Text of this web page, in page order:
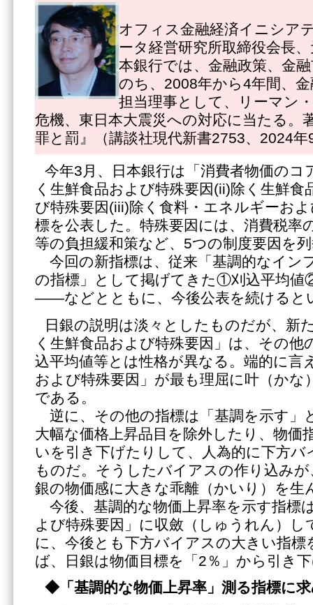
オフィス金融経済イニシア
ータ経営研究所取締役会長
本銀行では、金融政策、金
のち、2008年から4年間、
担当理事として、リーマン
危機、東日本大震災への対応に当たる。
罪と罰』（講談社現代新書2753、2024年
今年3月、日本銀行は「消費者物価のコ
く生鮮食品および特殊要因(ii)除く生鮮
び特殊要因(iii)除く食料・エネルギーお
標を公表した。特殊要因には、消費税率
等の負担緩和策など、5つの制度要因を
今回の新指標は、従来「基調的なイン
の指標」として掲げてきた①刈込平均
――などとともに、今後公表を続けると
日銀の説明は淡々としたものだが、新
く生鮮食品および特殊要因」は、その他
込平均値等とは性格が異なる。端的に言
および特殊要因」が最も理屈に叶（かな
である。
逆に、その他の指標は「基調を示す」
大幅な価格上昇品目を除外したり、物価
いを引き下げたりして、人為的に下方
ものだ。そうしたバイアスの作り込み
銀の物価感に大きな乖離（かいり）を生
今後、基調的な物価上昇率を示す指標
よび特殊要因」に収斂（しゅうれん）し
に、今後とも下方バイアスの大きい指
ば、日銀は物価目標を「2％」から引き
◆「基調的な物価上昇率」測る指標に